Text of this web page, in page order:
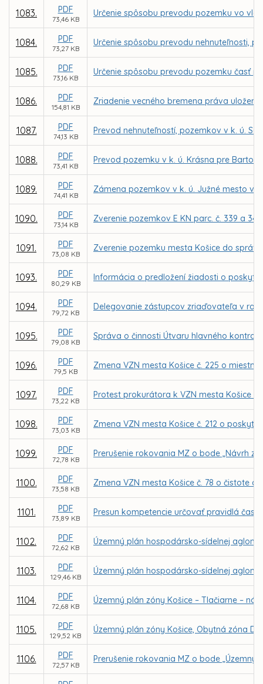
1083. PDF
73,46 KB
Určenie spôsobu prevodu pozemku vo
1084. PDF
73,27 KB
Určenie spôsobu prevodu nehnuteľnosti,
1085. PDF
73,16 KB
Určenie spôsobu prevodu pozemku časť
1086. PDF
154,81 KB
Zriadenie vecného bremena práva
1087. PDF
74,13 KB
Prevod nehnuteľností, pozemkov v k. ú.
1088. PDF
73,41 KB
Prevod pozemku v k. ú. Krásna pre
1089. PDF
74,41 KB
Zámena pozemkov v k. ú. Južné mesto vo
1090. PDF
73,14 KB
Zverenie pozemkov E KN parc. č. 339 a
1091. PDF
73,08 KB
Zverenie pozemku mesta Košice do
1093. PDF
80,29 KB
Informácia o predložení žiadosti o
1094. PDF
79,72 KB
Delegovanie zástupcov zriaďovateľa v
1095. PDF
79,08 KB
Správa o činnosti Útvaru hlavného
1096. PDF
79,5 KB
Zmena VZN mesta Košice č. 225 o
1097. PDF
73,22 KB
Protest prokurátora k VZN mesta Košice č.
1098. PDF
73,03 KB
Zmena VZN mesta Košice č. 212 o
1099. PDF
72,78 KB
Prerušenie rokovania MZ o bode „Návrh
1100. PDF
73,58 KB
Zmena VZN mesta Košice č. 78 o čistote a
1101. PDF
73,89 KB
Presun kompetencie určovať pravidlá
1102. PDF
72,62 KB
Územný plán hospodársko-sídelnej
1103. PDF
129,46 KB
Územný plán hospodársko-sídelnej
1104. PDF
72,68 KB
Územný plán zóny Košice – Tlačiarne –
1105. PDF
129,52 KB
Územný plán zóny Košice, Obytná zóna
1106. PDF
72,57 KB
Prerušenie rokovania MZ o bode „Územný